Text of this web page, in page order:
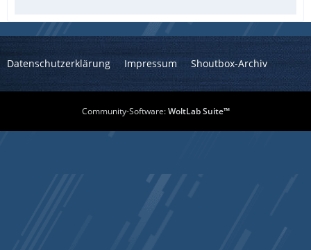
Datenschutzerklärung Impressum Shoutbox-Archiv
Community-Software:WoltLab Suite™